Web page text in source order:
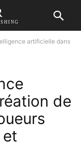
artificielle dans
de
et